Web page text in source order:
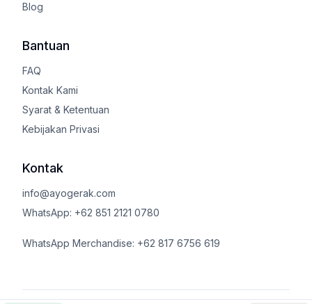
Blog
Bantuan
FAQ
Kontak Kami
Syarat & Ketentuan
Kebijakan Privasi
Kontak
info@ayogerak.com
WhatsApp: +62 851 2121 0780
WhatsApp Merchandise: +62 817 6756 619